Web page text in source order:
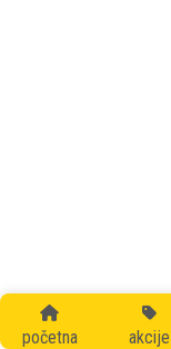
početna akcije